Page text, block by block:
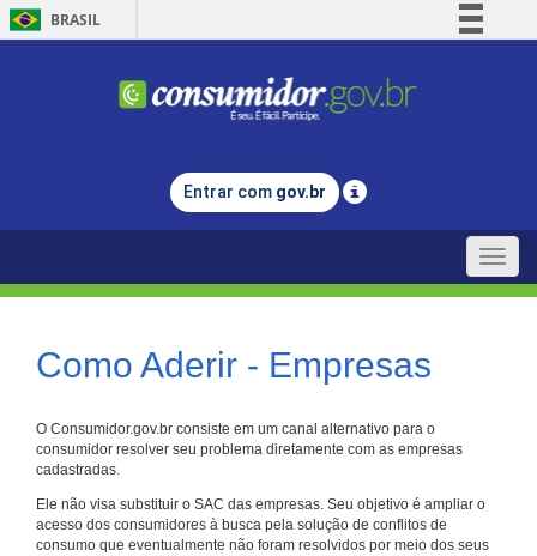
BRASIL
Comunica BR
Legislação
Entrar com gov.br
Toggle
Como Aderir - Empresas
O Consumidor.gov.br consiste em um canal alternativo para o
consumidor resolver seu problema diretamente com as empresas
cadastradas.
Ele não visa substituir o SAC das empresas. Seu objetivo é ampliar o
acesso dos consumidores à busca pela solução de conflitos de
consumo que eventualmente não foram resolvidos por meio dos seus